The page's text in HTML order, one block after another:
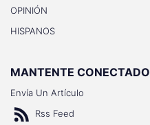
OPINIÓN
HISPANOS
MANTENTE CONECTADO
Envía Un Artículo
Rss Feed